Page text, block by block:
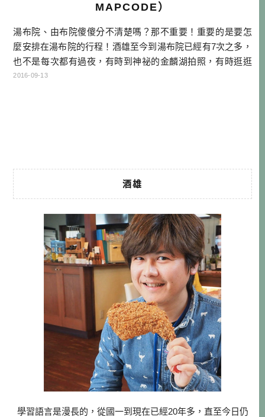
MAPCODE）
湯布院、由布院傻傻分不清楚嗎？那不重要！重要的是要怎
麼安排在湯布院的行程！酒雄至今到湯布院已經有7次之多，
也不是每次都有過夜，有時到神祕的金麟湖拍照，有時逛逛
湯坪街道的工藝品店，跟貓頭鷹互動一下，還是吃吃沿路的
2016-09-13
酒雄
學習語言是漫長的，從國一到現在已經20年多，直至今日仍